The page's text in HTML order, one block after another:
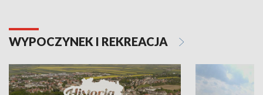
WYPOCZYNEK I REKREACJA